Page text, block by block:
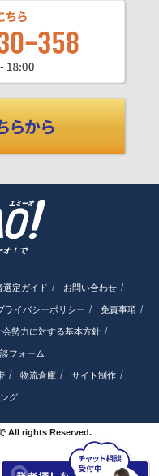
オ！で
選定ガイド お問い合わせ
ライバシーポリシー 免責事項
会勢力に対する基本方針
フォーム
物流倉庫 サイト制作
グ
All rights Reserved.